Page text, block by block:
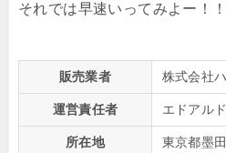
それでは早速いってみよー！！
販売業者 株式会社
運営責任者 エドアル
所在地
東京都墨